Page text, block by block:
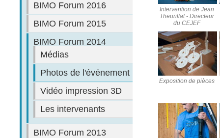
BIMO Forum 2016
BIMO Forum 2015
BIMO Forum 2014
Médias
Photos de l'événement
Vidéo impression 3D
Les intervenants
BIMO Forum 2013
Intervention de Jean
Theurillat - Directeur
du CEJEF
Exposition de pièces